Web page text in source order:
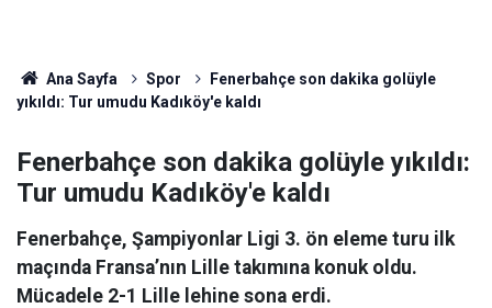
Ana Sayfa Spor
Fenerbahçe son dakika golüyle
yıkıldı: Tur umudu Kadıköy'e kaldı
Fenerbahçe son dakika golüyle yıkıldı:
Tur umudu Kadıköy'e kaldı
Fenerbahçe, Şampiyonlar Ligi 3. ön eleme turu ilk
maçında Fransa’nın Lille takımına konuk oldu.
Mücadele 2-1 Lille lehine sona erdi.